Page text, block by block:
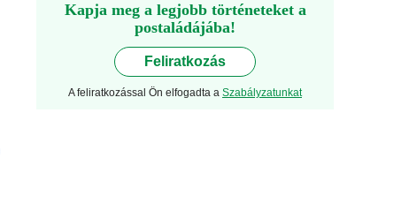
Kapja meg a legjobb történeteket a
postaládájába!
Feliratkozás
A feliratkozással Ön elfogadta a Szabályzatunkat